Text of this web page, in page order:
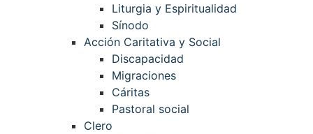
Liturgia y Espiritualidad
Sínodo
Acción Caritativa y Social
Discapacidad
Migraciones
Cáritas
Pastoral social
Clero